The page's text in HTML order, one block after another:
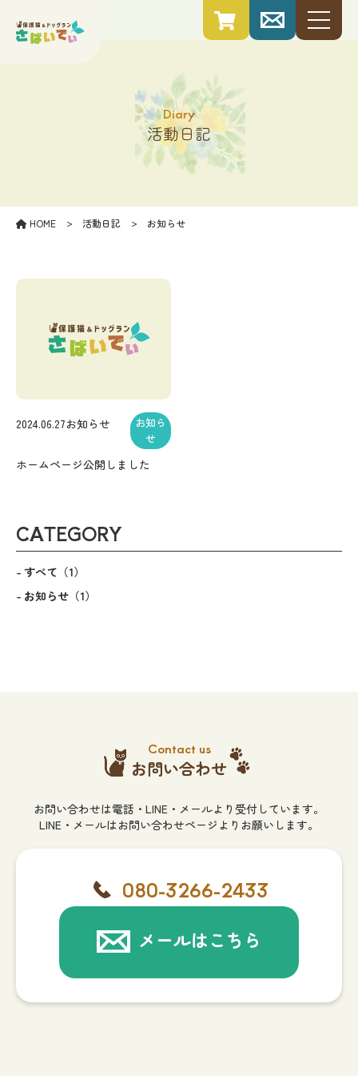
diary
活動日記
HOME > 活動日記 > お知らせ
2024.06.27お知らせ
お知ら
せ
ホームページ公開しました
CATEGORY
すべて （1）
お知らせ （1）
Contact us
お問い合わせ
お問い合わせは電話・LINE・メールより受付しています。
LINE・メールはお問い合わせページよりお願いします。
080-3266-2433
メールはこちら